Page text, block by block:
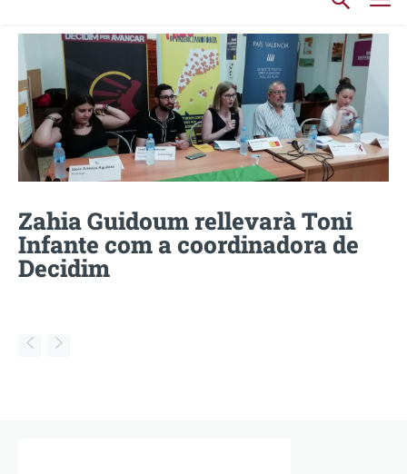
Zahia Guidoum rellevarà Toni
Infante com a coordinadora de
Decidim